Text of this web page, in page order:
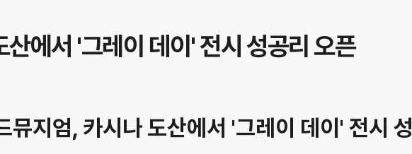
에서 '그레이 데이' 전시 성공리 오픈
뮤지엄, 카시나 도산에서 '그레이 데이' 전시 성